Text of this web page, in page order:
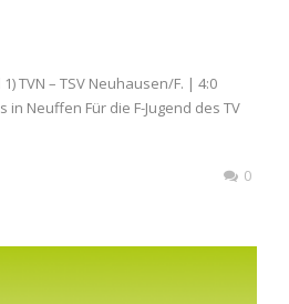
TVN – TSV Neuhausen/F. | 4:0
Neuffen Für die F-Jugend des TV
0